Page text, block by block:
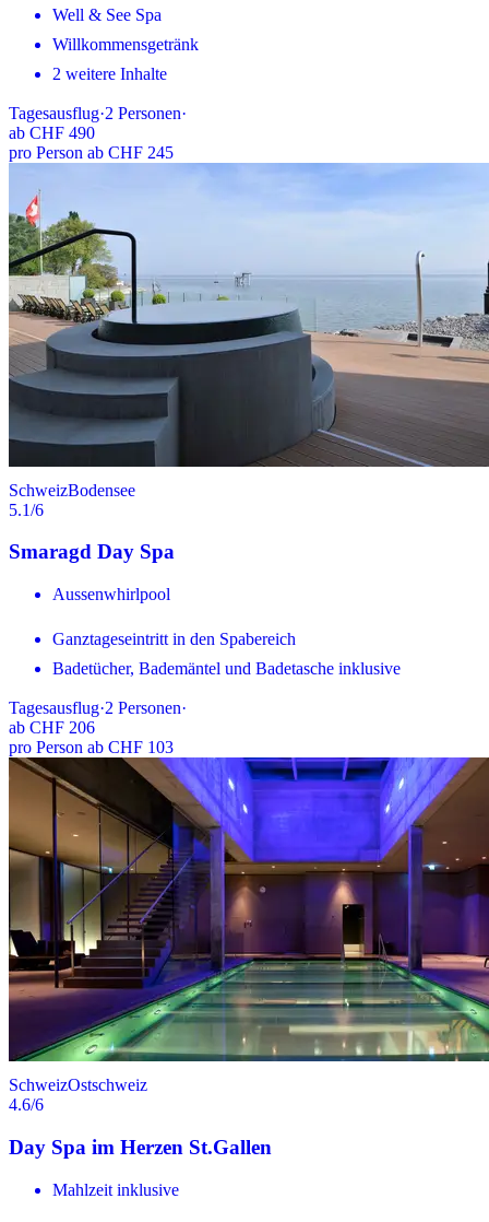
Well & See Spa
Willkommensgetränk
2 weitere Inhalte
Tagesausflug·2 Personen·
ab CHF 490
pro Person ab CHF 245
SchweizBodensee
5.1/6
Smaragd Day Spa
Aussenwhirlpool
Ganztageseintritt in den Spabereich
Badetücher, Bademäntel und Badetasche inklusive
Tagesausflug·2 Personen·
ab CHF 206
pro Person ab CHF 103
SchweizOstschweiz
4.6/6
Day Spa im Herzen St.Gallen
Mahlzeit inklusive